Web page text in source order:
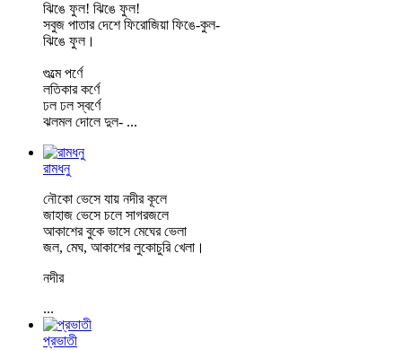
ঝিঙে ফুল! ঝিঙে ফুল!
সবুজ পাতার দেশে ফিরোজিয়া ফিঙে-কুল-
ঝিঙে ফুল।
গুল্মে পর্ণে
লতিকার কর্ণে
ঢল ঢল স্বর্ণে
ঝলমল দোলে দুল- ...
রামধনু
নৌকো ভেসে যায় নদীর কূলে
জাহাজ ভেসে চলে সাগরজলে
আকাশের বুকে ভাসে মেঘের ভেলা
জল, মেঘ, আকাশের লুকোচুরি খেলা।
নদীর
...
প্রভাতী